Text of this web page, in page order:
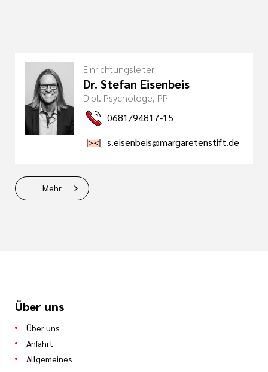
Einrichtungsleiter
Dr. Stefan Eisenbeis
Dipl. Psychologe, PP
0681/94817-15
s.eisenbeis@margaretenstift.de
Mehr
Über uns
Über uns
Anfahrt
Allgemeines